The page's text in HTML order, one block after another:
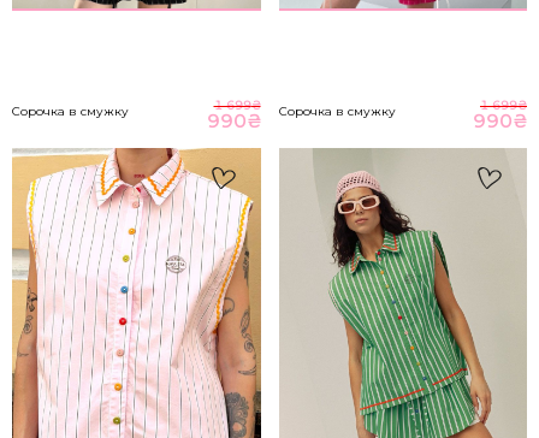
Сорочка в смужку 1 699₴
990₴ Сорочка в смужку 1 699₴
990₴